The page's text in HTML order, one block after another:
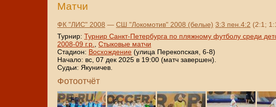
Матчи
ФК "ЛИС" 2008 — СШ "Локомотив" 2008 (белые) 3:3 пен.4:2 (2:1;
Турнир: Турнир Санкт-Петербурга по пляжному футболу среди
2008-09 г.р.
Стыковые матчи
Стадион: Восхождение (улица Перекопская, 6-8)
Начало: вс, 07 дек 2025 в 19:00 (матч завершен).
Судьи: Якуничев.
Фотоотчёт